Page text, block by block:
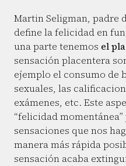
Martin Seligman, padre
define la felicidad en
una parte tenemos el
sensación placentera
ejemplo el consumo de
sexuales, las
exámenes, etc. Este
“felicidad
sensaciones que nos
manera más rápida
sensación acaba